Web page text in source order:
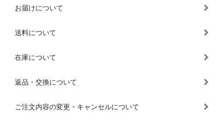
お届けについて
送料について
在庫について
返品・交換について
ご注文内容の変更・キャンセルについて